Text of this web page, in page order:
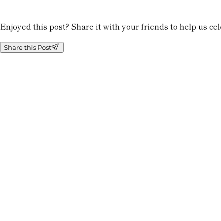
Enjoyed this post? Share it with your friends to help us
Share this Post